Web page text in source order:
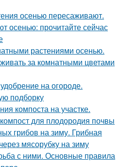
осенью пересаживают.
осенью: прочитайте сейчас
растениями осенью.
за комнатными цветами
на огороде.
подборку
компоста на участке.
для плодородия почвы
грибов на зиму. Грибная
мясорубку на зиму
с ними. Основные правила